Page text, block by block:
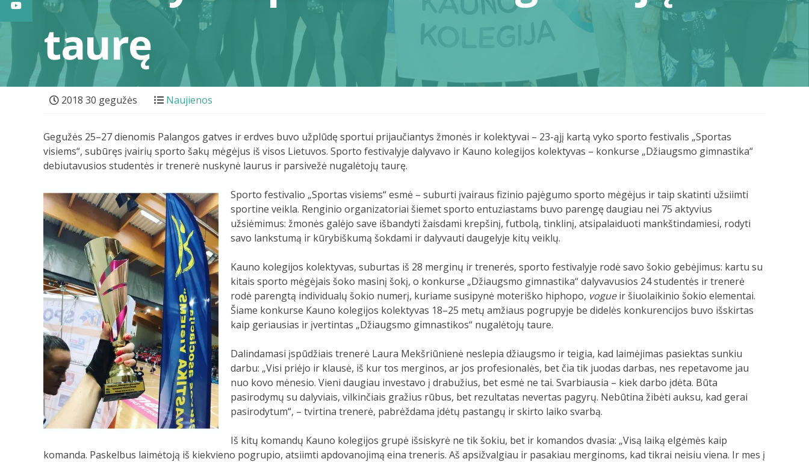
taurę
2018 30 gegužės Naujienos
Gegužės 25–27 dienomis Palangos gatves ir erdves buvo užplūdę sportui prijaučiantys žmonės ir kolektyvai – 23-ąjį kartą vyko sporto festivalis „Sportas
visiems“, subūręs įvairių sporto šakų mėgėjus iš visos Lietuvos. Sporto festivalyje dalyvavo ir Kauno kolegijos kolektyvas – konkurse „Džiaugsmo gimnastika“
debiutavusios studentės ir trenerė nuskynė laurus ir parsivežė nugalėtojų taurę.
Sporto festivalio „Sportas visiems“ esmė – suburti įvairaus fizinio pajėgumo sporto mėgėjus ir taip skatinti užsiimti
sportine veikla. Renginio organizatoriai šiemet sporto entuziastams buvo parengę daugiau nei 75 aktyvius
užsiėmimus: žmonės galėjo save išbandyti žaisdami krepšinį, futbolą, tinklinį, atsipalaiduoti mankštindamiesi, rodyti
savo lankstumą ir kūrybiškumą šokdami ir dalyvauti daugelyje kitų veiklų.
Kauno kolegijos kolektyvas, suburtas iš 28 merginų ir trenerės, sporto festivalyje rodė savo šokio gebėjimus: kartu su
kitais sporto mėgėjais šoko masinį šokį, o konkurse „Džiaugsmo gimnastika“ dalyvavusios 24 studentės ir trenerė
rodė parengtą individualų šokio numerį, kuriame susipynė moteriško hiphopo, vogueir šiuolaikinio šokio elementai.
Šiame konkurse Kauno kolegijos kolektyvas 18–25 metų amžiaus pogrupyje be didelės konkurencijos buvo išskirtas
kaip geriausias ir įvertintas „Džiaugsmo gimnastikos“ nugalėtojų taure.
Dalindamasi įspūdžiais trenerė Laura Mekšriūnienė neslepia džiaugsmo ir teigia, kad laimėjimas pasiektas sunkiu
darbu: „Visi priėjo ir klausė, iš kur tos merginos, ar jos profesionalės, bet čia tik juodas darbas, nes repetavome jau
nuo kovo mėnesio. Vieni daugiau investavo į drabužius, bet esmė ne tai. Svarbiausia – kiek darbo įdėta. Būta
pasirodymų su dalyviais, vilkinčiais gražius rūbus, bet rezultatas nevertas pagyrų. Nebūtina žibėti auksu, kad gerai
pasirodytum“, – tvirtina trenerė, pabrėždama įdėtų pastangų ir skirto laiko svarbą.
Iš kitų komandų Kauno kolegijos grupė išsiskyrė ne tik šokiu, bet ir komandos dvasia: „Visą laiką elgėmės kaip
komanda. Paskelbus laimėtoją iš kiekvieno pogrupio, atsiimti apdovanojimą eina treneris. Aš apsižvalgiau ir pasakiau merginoms, kad tikrai neisiu viena. Ir mes į